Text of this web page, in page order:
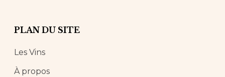
PLAN DU SITE
Les Vins
À propos